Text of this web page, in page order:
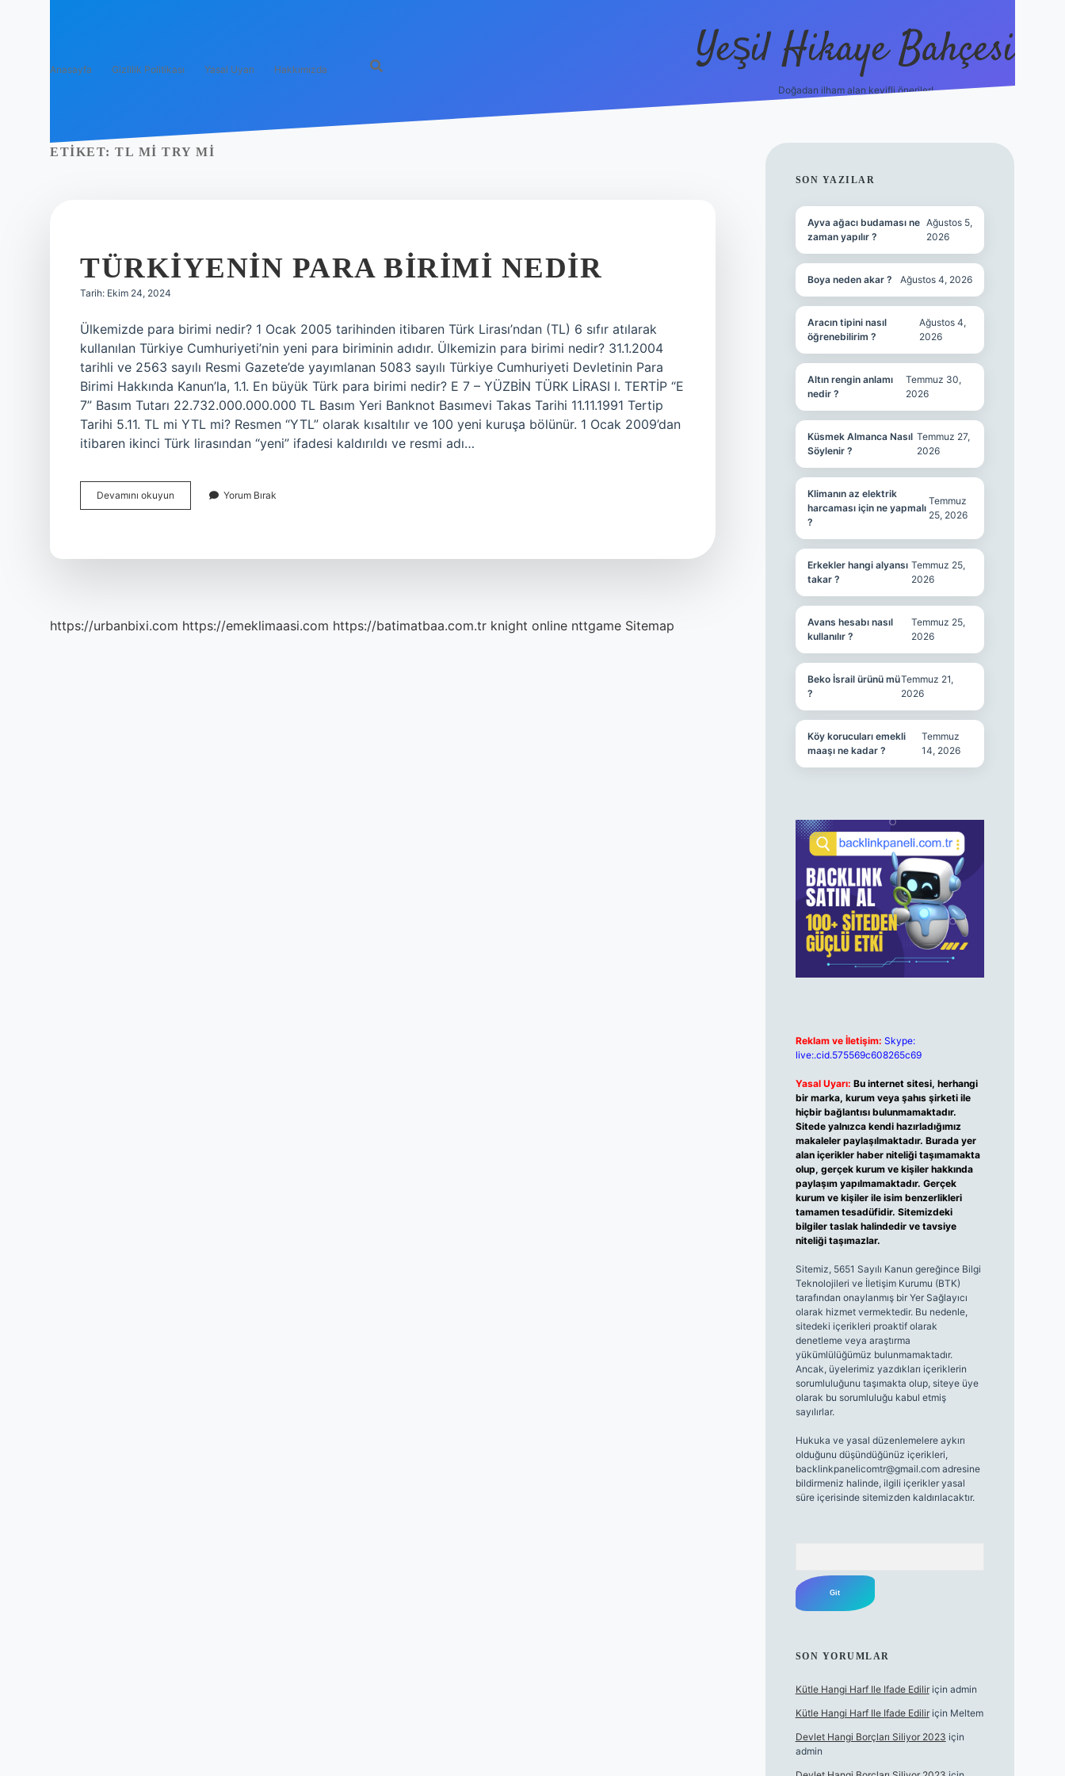
Anasayfa Gizlilik Politikası Yasal Uyarı Hakkımızda Yeşil Hikaye Bahçesi
Doğadan ilham alan keyifli öneriler!
ETIKET: TL MI TRY MI
TÜRKIYENIN PARA BIRIMI NEDIR
Tarih: Ekim 24, 2024
Ülkemizde para birimi nedir? 1 Ocak 2005 tarihinden itibaren Türk Lirası’ndan (TL) 6 sıfır atılarak
kullanılan Türkiye Cumhuriyeti’nin yeni para biriminin adıdır. Ülkemizin para birimi nedir? 31.1.2004
tarihli ve 2563 sayılı Resmi Gazete’de yayımlanan 5083 sayılı Türkiye Cumhuriyeti Devletinin Para
Birimi Hakkında Kanun’la, 1.1. En büyük Türk para birimi nedir? E 7 – YÜZBİN TÜRK LİRASI I. TERTİP “E
7” Basım Tutarı 22.732.000.000.000 TL Basım Yeri Banknot Basımevi Takas Tarihi 11.11.1991 Tertip
Tarihi 5.11. TL mi YTL mi? Resmen “YTL” olarak kısaltılır ve 100 yeni kuruşa bölünür. 1 Ocak 2009’dan
itibaren ikinci Türk lirasından “yeni” ifadesi kaldırıldı ve resmi adı…
Devamını okuyun Türkiyenin
Para
Yorum Bırak
https://urbanbixi.com https://emeklimaasi.com https://batimatbaa.com.tr knight online nttgame Sitemap
SIDEBAR
SON YAZILAR
Ayva ağacı budaması ne
zaman yapılır ?
Ağustos 5,
2026
Boya neden akar ? Ağustos 4, 2026
Aracın tipini nasıl
öğrenebilirim ?
Ağustos 4,
2026
Altın rengin anlamı
nedir ?
Temmuz 30,
2026
Küsmek Almanca Nasıl
Söylenir ?
Temmuz 27,
2026
Klimanın az elektrik
harcaması için ne yapmalı
?
Temmuz
25, 2026
Erkekler hangi alyansı
takar ?
Temmuz 25,
2026
Avans hesabı nasıl
kullanılır ?
Temmuz 25,
2026
Beko İsrail ürünü mü
?
Temmuz 21,
2026
Köy korucuları emekli
maaşı ne kadar ?
Temmuz
14, 2026
Reklam ve İletişim: Skype:
live:.cid.575569c608265c69
Yasal Uyarı: Bu internet sitesi, herhangi
bir marka, kurum veya şahıs şirketi ile
hiçbir bağlantısı bulunmamaktadır.
Sitede yalnızca kendi hazırladığımız
makaleler paylaşılmaktadır. Burada yer
alan içerikler haber niteliği taşımamakta
olup, gerçek kurum ve kişiler hakkında
paylaşım yapılmamaktadır. Gerçek
kurum ve kişiler ile isim benzerlikleri
tamamen tesadüfidir. Sitemizdeki
bilgiler taslak halindedir ve tavsiye
niteliği taşımazlar.
Sitemiz, 5651 Sayılı Kanun gereğince Bilgi
Teknolojileri ve İletişim Kurumu (BTK)
tarafından onaylanmış bir Yer Sağlayıcı
olarak hizmet vermektedir. Bu nedenle,
sitedeki içerikleri proaktif olarak
denetleme veya araştırma
yükümlülüğümüz bulunmamaktadır.
Ancak, üyelerimiz yazdıkları içeriklerin
sorumluluğunu taşımakta olup, siteye üye
olarak bu sorumluluğu kabul etmiş
sayılırlar.
Hukuka ve yasal düzenlemelere aykırı
olduğunu düşündüğünüz içerikleri,
backlinkpanelicomtr@gmail.comadresine
bildirmeniz halinde, ilgili içerikler yasal
süre içerisinde sitemizden kaldırılacaktır.
SON YORUMLAR
Kütle Hangi Harf Ile Ifade Ediliriçin admin
Kütle Hangi Harf Ile Ifade Ediliriçin Meltem
Devlet Hangi Borçları Siliyor 2023 için
admin
https://betci.co/en